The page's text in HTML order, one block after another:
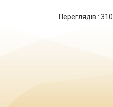
Переглядів : 310